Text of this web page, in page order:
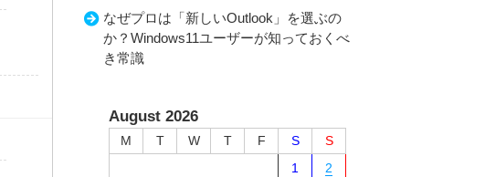
なぜプロは「新しいOutlook」を選ぶの
か？Windows11ユーザーが知っておくべ
き常識
August 2026
M T W T F S
S
1
2